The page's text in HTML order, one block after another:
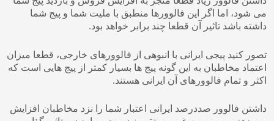
می شود، اما اگر این فالوورها منطبق با ملیت شما و پیج شما
داشته باشد تاثیر آن قطعا چند برابر خواهد بود.
تصور کنید پیجی ایرانی با انبوهی از فالوورهای خارجی، قطعا میزان
اعتماد مخاطبان به این گونه پیج ها بسیار کمتر از پیج هایی است که
اکثر و تمام فالوورهای آن ایرانی هستند.
داشتن فالوور صددرصد ایرانی اعتبار شما را نزد مخاطبان افزایش